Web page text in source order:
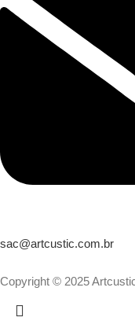
sac@artcustic.com.br
Copyright © 2025